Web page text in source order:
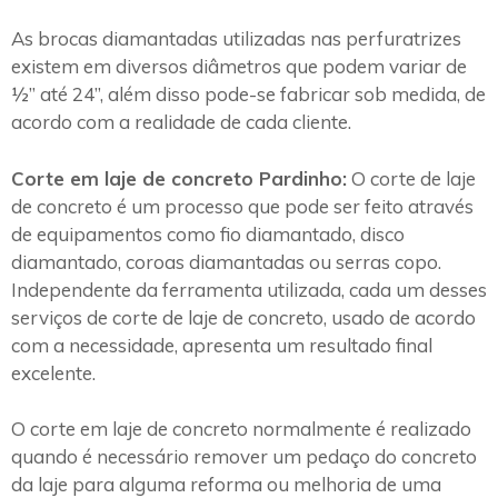
As brocas diamantadas utilizadas nas perfuratrizes
existem em diversos diâmetros que podem variar de
½” até 24”, além disso pode-se fabricar sob medida, de
acordo com a realidade de cada cliente.
Corte em laje de concreto Pardinho: O corte de laje
de concreto é um processo que pode ser feito através
de equipamentos como fio diamantado, disco
diamantado, coroas diamantadas ou serras copo.
Independente da ferramenta utilizada, cada um desses
serviços de corte de laje de concreto, usado de acordo
com a necessidade, apresenta um resultado final
excelente.
O corte em laje de concreto normalmente é realizado
quando é necessário remover um pedaço do concreto
da laje para alguma reforma ou melhoria de uma